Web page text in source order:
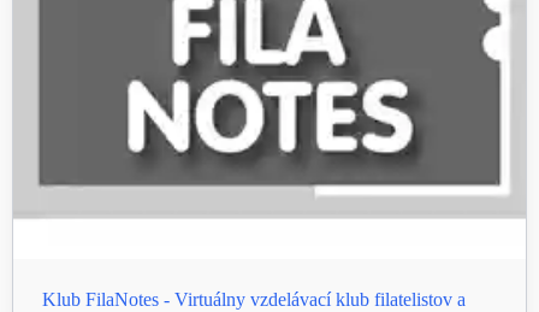
Klub FilaNotes - Virtuálny vzdelávací klub filatelistov a